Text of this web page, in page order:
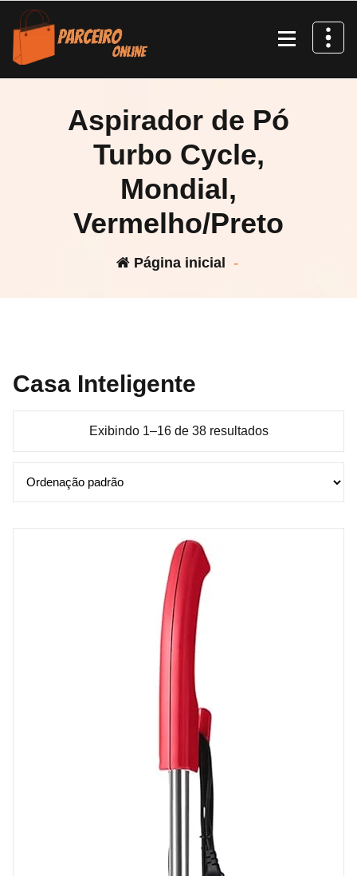
Pular
para
conteúdo
Aspirador de Pó
Turbo Cycle,
Mondial,
Vermelho/Preto
Página inicial -
Casa Inteligente
Exibindo 1–16 de 38 resultados